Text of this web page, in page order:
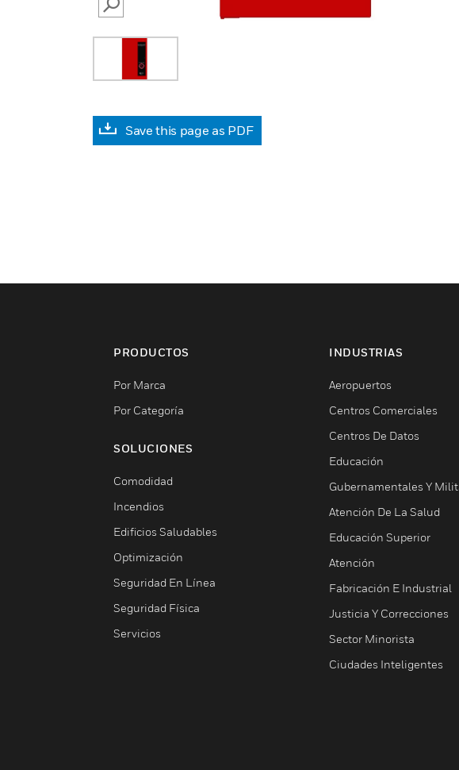
SEARCH
Save this page as PDF
PRODUCTOS
Por Marca
Por Categoría
SOLUCIONES
Comodidad
Incendios
Edificios Saludables
Optimización
Seguridad En Línea
Seguridad Física
Servicios
INDUSTRIAS
Aeropuertos
Centros Comerciales
Centros De Datos
Educación
Gubernamentales Y
Atención De La Salud
Educación Superior
Atención
Fabricación E Industrial
Justicia Y Correcciones
Sector Minorista
Ciudades Inteligentes